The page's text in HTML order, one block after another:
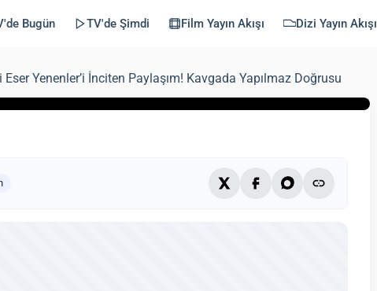
Bugün TV'de Şimdi Film Yayın Akışı Dizi Yayın Akışı
Eser Yenenler’i İnciten Paylaşım! Kavgada Yapılmaz Doğrusu
Doğrusu
2021(Güncellendi: 3 Ekim 2025) 3 dk